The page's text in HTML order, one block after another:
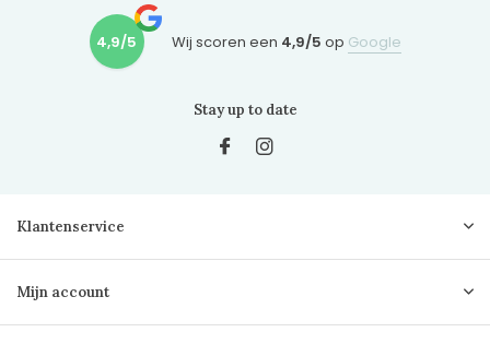
4,9/5 Wij scoren een 4,9/5 op Google
Stay up to date
Klantenservice
Mijn account